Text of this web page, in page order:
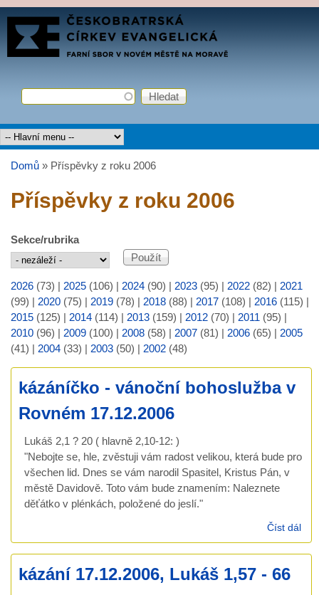
Přejít k hlavnímu obsahu
FARNÍ
SBOR
Vyhledávání
Hledat
Hlavní menu
Jste zde
Domů » Příspěvky z roku 2006
Příspěvky z roku 2006
Sekce/rubrika
2026 (73) | 2025 (106) | 2024 (90) | 2023 (95) | 2022 (82) | 2021
(99) | 2020 (75) | 2019 (78) | 2018 (88) | 2017 (108) | 2016 (115) |
2015 (125) | 2014 (114) | 2013 (159) | 2012 (70) | 2011 (95) |
2010 (96) | 2009 (100) | 2008 (58) | 2007 (81) | 2006 (65) | 2005
(41) | 2004 (33) | 2003 (50) | 2002 (48)
kázáníčko - vánoční bohoslužba v
Rovném 17.12.2006
Lukáš 2,1 ? 20 ( hlavně 2,10-12: )
"Nebojte se, hle, zvěstuji vám radost velikou, která bude pro
všechen lid. Dnes se vám narodil Spasitel, Kristus Pán, v
městě Davidově. Toto vám bude znamením: Naleznete
děťátko v plénkách, položené do jeslí."
Číst dál
kázání 17.12.2006, Lukáš 1,57 - 66